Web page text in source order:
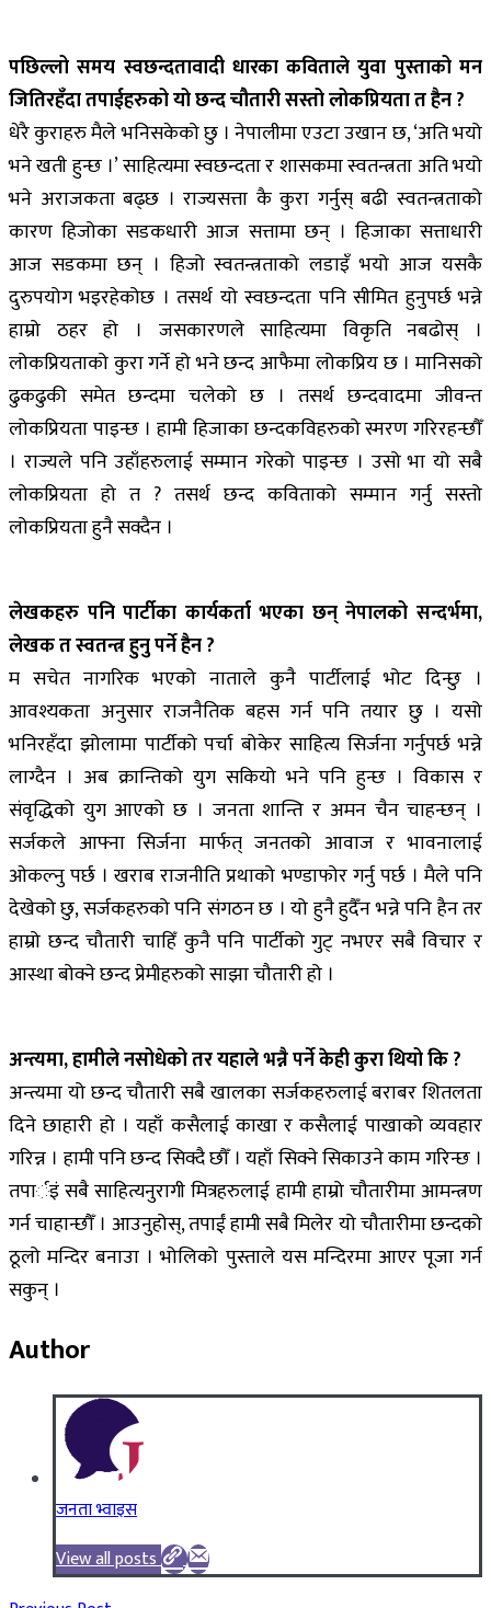
पछिल्लो समय स्वछन्दतावादी धारका कविताले युवा पुस्ताको मन
जितिरहँदा तपाईहरुको यो छन्द चौतारी सस्तो लोकप्रियता त हैन ?
धेरै कुराहरु मैले भनिसकेको छु । नेपालीमा एउटा उखान छ, ‘अति भयो
भने खती हुन्छ ।’ साहित्यमा स्वछन्दता र शासकमा स्वतन्त्रता अति भयो
भने अराजकता बढ्छ । राज्यसत्ता कै कुरा गर्नुस् बढी स्वतन्त्रताको
कारण हिजोका सडकधारी आज सत्तामा छन् । हिजाका सत्ताधारी
आज सडकमा छन् । हिजो स्वतन्त्रताको लडाइँ भयो आज यसकै
दुरुपयोग भइरहेकोछ । तसर्थ यो स्वछन्दता पनि सीमित हुनुपर्छ भन्ने
हाम्रो ठहर हो । जसकारणले साहित्यमा विकृति नबढोस् ।
लोकप्रियताको कुरा गर्ने हो भने छन्द आफैमा लोकप्रिय छ । मानिसको
ढुकढुकी समेत छन्दमा चलेको छ । तसर्थ छन्दवादमा जीवन्त
लोकप्रियता पाइन्छ । हामी हिजाका छन्दकविहरुको स्मरण गरिरहन्छौँ
। राज्यले पनि उहाँहरुलाई सम्मान गरेको पाइन्छ । उसो भा यो सबै
लोकप्रियता हो त ? तसर्थ छन्द कविताको सम्मान गर्नु सस्तो
लोकप्रियता हुनै सक्दैन ।
लेखकहरु पनि पार्टीका कार्यकर्ता भएका छन् नेपालको सन्दर्भमा,
लेखक त स्वतन्त्र हुनु पर्ने हैन ?
म सचेत नागरिक भएको नाताले कुनै पार्टीलाई भोट दिन्छु ।
आवश्यकता अनुसार राजनैतिक बहस गर्न पनि तयार छु । यसो
भनिरहँदा झोलामा पार्टीको पर्चा बोकेर साहित्य सिर्जना गर्नुपर्छ भन्ने
लाग्दैन । अब क्रान्तिको युग सकियो भने पनि हुन्छ । विकास र
संवृद्धिको युग आएको छ । जनता शान्ति र अमन चैन चाहन्छन् ।
सर्जकले आफ्ना सिर्जना मार्फत् जनतको आवाज र भावनालाई
ओकल्नु पर्छ । खराब राजनीति प्रथाको भण्डाफोर गर्नु पर्छ । मैले पनि
देखेको छु, सर्जकहरुको पनि संगठन छ । यो हुनै हुदैँन भन्ने पनि हैन तर
हाम्रो छन्द चौतारी चाहिँ कुनै पनि पार्टीको गुट् नभएर सबै विचार र
आस्था बोक्ने छन्द प्रेमीहरुको साझा चौतारी हो ।
अन्त्यमा, हामीले नसोधेको तर यहाले भन्नै पर्ने केही कुरा थियो कि ?
अन्त्यमा यो छन्द चौतारी सबै खालका सर्जकहरुलाई बराबर शितलता
दिने छाहारी हो । यहाँ कसैलाई काखा र कसैलाई पाखाको व्यवहार
गरिन्न । हामी पनि छन्द सिक्दै छौँ । यहाँ सिक्ने सिकाउने काम गरिन्छ ।
तपार्इं सबै साहित्यनुरागी मित्रहरुलाई हामी हाम्रो चौतारीमा आमन्त्रण
गर्न चाहान्छौँ । आउनुहोस्, तपाईं हामी सबै मिलेर यो चौतारीमा छन्दको
ठूलो मन्दिर बनाउा । भोलिको पुस्ताले यस मन्दिरमा आएर पूजा गर्न
सकुन् ।
Author
जनता भ्वाइस
View all posts